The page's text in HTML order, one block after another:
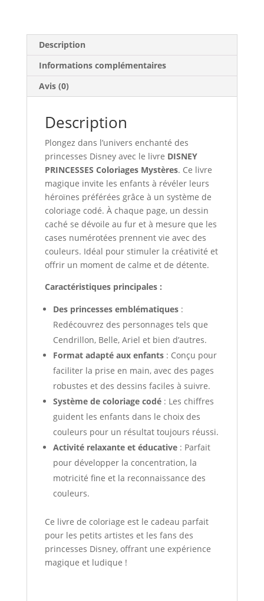
Description
Informations complémentaires
Avis (0)
Description
Plongez dans l’univers enchanté des
princesses Disney avec le livre DISNEY
PRINCESSES Coloriages Mystères. Ce livre
magique invite les enfants à révéler leurs
héroïnes préférées grâce à un système de
coloriage codé. À chaque page, un dessin
caché se dévoile au fur et à mesure que les
cases numérotées prennent vie avec des
couleurs. Idéal pour stimuler la créativité et
offrir un moment de calme et de détente.
Caractéristiques principales :
Des princesses emblématiques:
Redécouvrez des personnages tels que
Cendrillon, Belle, Ariel et bien d’autres.
Format adapté aux enfants: Conçu pour
faciliter la prise en main, avec des pages
robustes et des dessins faciles à suivre.
Système de coloriage codé: Les chiffres
guident les enfants dans le choix des
couleurs pour un résultat toujours réussi.
Activité relaxante et éducative: Parfait
pour développer la concentration, la
motricité fine et la reconnaissance des
couleurs.
Ce livre de coloriage est le cadeau parfait
pour les petits artistes et les fans des
princesses Disney, offrant une expérience
magique et ludique !